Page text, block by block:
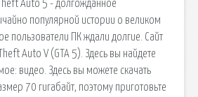
Auto 5 - долгожданное
популярной истории о великом
пользователи ПК ждали долгие. Сайт
Auto V (GTA 5). Здесь вы найдете
видео. Здесь вы можете скачать
70 гигабайт, поэтому приготовьте